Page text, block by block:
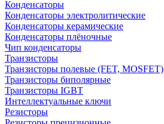
Конденсаторы
Конденсаторы электролитические
Конденсаторы керамические
Конденсаторы плёночные
Чип конденсаторы
Транзисторы
Транзисторы полевые (FET, MOSFET)
Транзисторы биполярные
Транзисторы IGBT
Интеллектуальные ключи
Резисторы